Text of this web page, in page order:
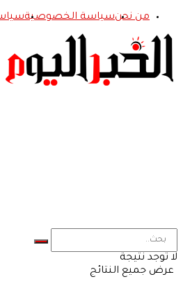
من نحنسياسة الخصوصية
لا توجد نتيجة
عرض جميع النتائج